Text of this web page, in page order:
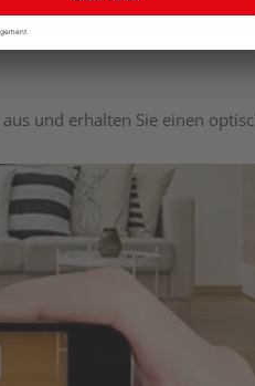
und erhalten Sie einen